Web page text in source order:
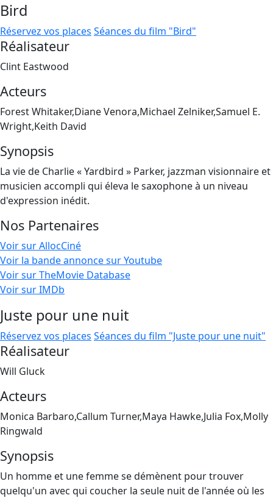
Bird
Réservez vos places Séances du film "Bird"
Réalisateur
Clint Eastwood
Acteurs
Forest Whitaker,Diane Venora,Michael Zelniker,Samuel E.
Wright,Keith David
Synopsis
La vie de Charlie « Yardbird » Parker, jazzman visionnaire et
musicien accompli qui éleva le saxophone à un niveau
d'expression inédit.
Nos Partenaires
Voir sur AllocCiné
Voir la bande annonce sur Youtube
Voir sur TheMovie Database
Voir sur IMDb
Juste pour une nuit
Réservez vos places Séances du film "Juste pour une nuit"
Réalisateur
Will Gluck
Acteurs
Monica Barbaro,Callum Turner,Maya Hawke,Julia Fox,Molly
Ringwald
Synopsis
Un homme et une femme se démènent pour trouver
quelqu'un avec qui coucher la seule nuit de l'année où les